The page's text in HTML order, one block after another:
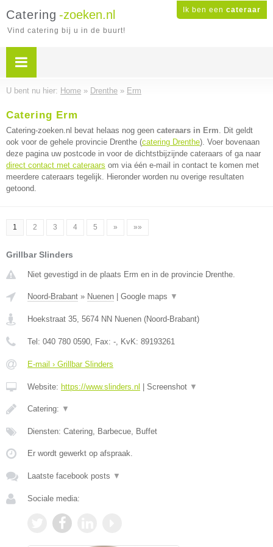
Ik ben een cateraar
Catering -zoeken.nl
Vind catering bij u in de buurt!
U bent nu hier: Home » Drenthe » Erm
Catering Erm
Catering-zoeken.nl bevat helaas nog geen cateraars in Erm. Dit geldt
ook voor de gehele provincie Drenthe (catering Drenthe). Voer bovenaan
deze pagina uw postcode in voor de dichtstbijzijnde cateraars of ga naar
direct contact met cateraars om via één e-mail in contact te komen met
meerdere cateraars tegelijk. Hieronder worden nu overige resultaten
getoond.
1 2 3 4 5 » »»
Grillbar Slinders
Niet gevestigd in de plaats Erm en in de provincie Drenthe.
Noord-Brabant » Nuenen Google maps ▼
Hoekstraat 35, 5674 NN Nuenen (Noord-Brabant)
Tel: 040 780 0590, Fax: -, KvK: 89193261
E-mail › Grillbar Slinders
Website: https://www.slinders.nl Screenshot ▼
Catering: ▼
Diensten: Catering, Barbecue, Buffet
Er wordt gewerkt op afspraak.
Laatste facebook posts ▼
Sociale media: